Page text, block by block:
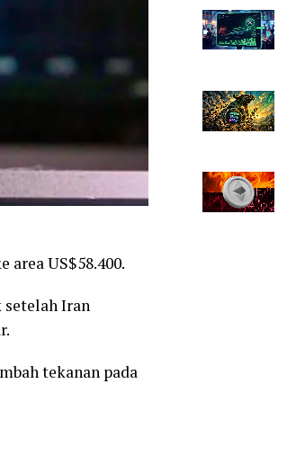
area US$58.400.
Iran
tekanan pada